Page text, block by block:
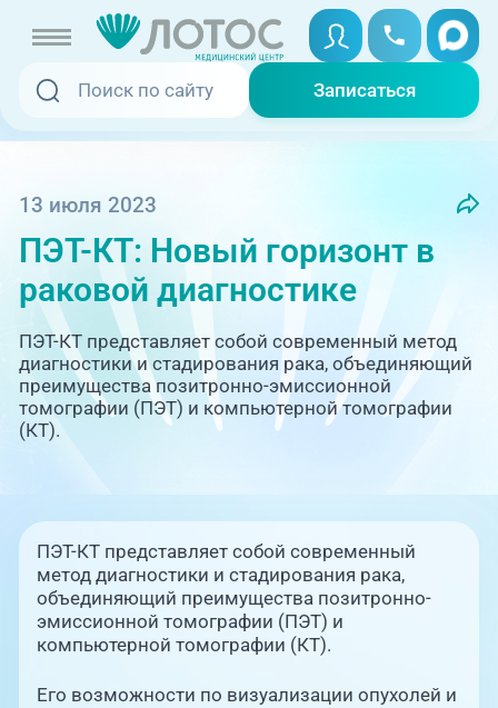
Записаться
Записаться
Специалисты
Акции
Отзывы
Адреса клиник
О клинике
Блог врачей
Новости
Записаться онлайн
Вызвать скорую
Медицина на дому
Телемедицина
запись на прием
+7 (351) 220-03-03
Центр амбулаторной
онкологической помощи
+7 (7142) 927-003
13 июля 2023
ПЭТ-КТ: Новый горизонт в
раковой диагностике
ПЭТ-КТ представляет собой современный метод
диагностики и стадирования рака, объединяющий
преимущества позитронно-эмиссионной
томографии (ПЭТ) и компьютерной томографии
(КТ).
ПЭТ-КТ представляет собой современный
метод диагностики и стадирования рака,
объединяющий преимущества позитронно-
эмиссионной томографии (ПЭТ) и
компьютерной томографии (КТ).
Его возможности по визуализации опухолей и